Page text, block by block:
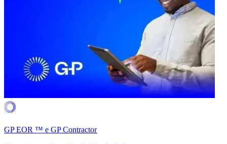
GP EOR ™ e GP Contractor​​